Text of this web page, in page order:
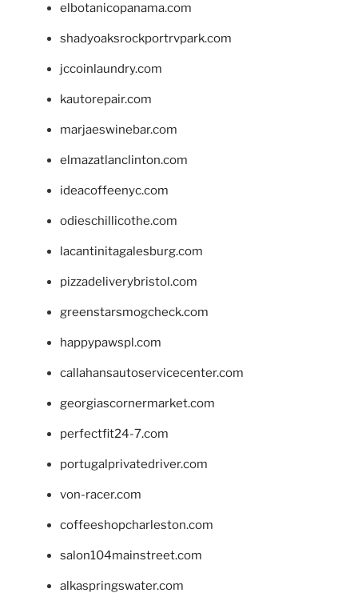
elbotanicopanama.com
shadyoaksrockportrvpark.com
jccoinlaundry.com
kautorepair.com
marjaeswinebar.com
elmazatlanclinton.com
ideacoffeenyc.com
odieschillicothe.com
lacantinitagalesburg.com
pizzadeliverybristol.com
greenstarsmogcheck.com
happypawspl.com
callahansautoservicecenter.com
georgiascornermarket.com
perfectfit24-7.com
portugalprivatedriver.com
von-racer.com
coffeeshopcharleston.com
salon104mainstreet.com
alkaspringswater.com